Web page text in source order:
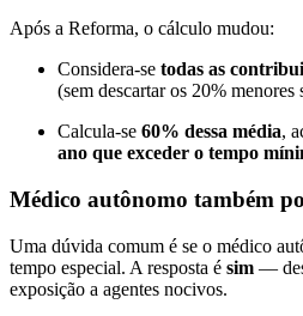
Após a Reforma, o cálculo mudou:
Considera-se todas as
(sem descartar os 20% menores
Calcula-se 60% dessa média,
ano que exceder o tempo
Médico autônomo também
Uma dúvida comum é se o médico
tempo especial. A resposta é sim —
exposição a agentes nocivos.